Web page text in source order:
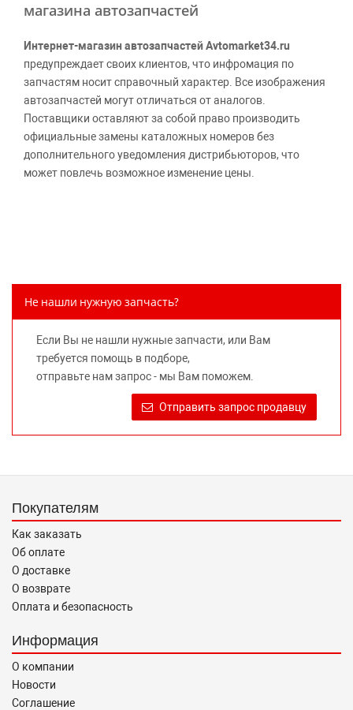
магазина автозапчастей
Интернет-магазин автозапчастей Avtomarket34.ru
предупреждает своих клиентов, что инфромация по
запчастям носит справочный характер. Все изображения
автозапчастей могут отличаться от аналогов.
Поставщики оставляют за собой право производить
официальные замены каталожных номеров без
дополнительного уведомления дистрибьюторов, что
может повлечь возможное изменение цены.
предлагаемых к продаже запасных частей для
правообладателей указанных товарных знаков.
Требование предоставлять покупателю необходимую и
достоверную информацию о товаре, предлагаемом к
продаже, обеспечивающую возможность их правильного
выбора возложено на продавца (изготовителя) Законом
«О защите прав потребителей».
Не нашли нужную запчасть?
Если Вы не нашли нужные запчасти, или Вам
требуется помощь в подборе,
отправьте нам запрос - мы Вам поможем.
Отправить запрос продавцу
Покупателям
Как заказать
Об оплате
О доставке
О возврате
Оплата и безопасность
Информация
О компании
Новости
Соглашение